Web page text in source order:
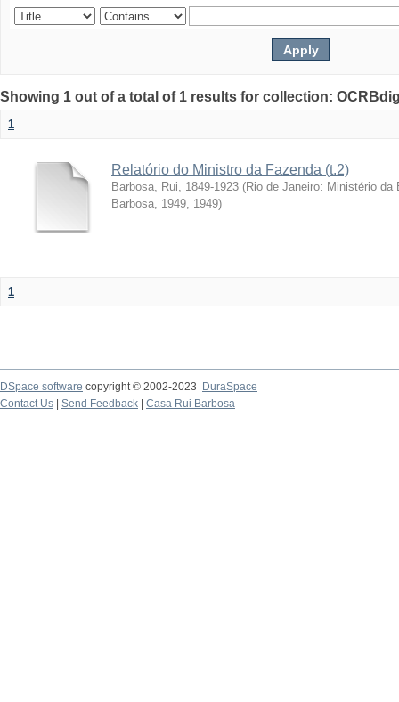
Showing 1 out of a total of 1 results for collection:
1
Relatório do Ministro da Fazenda (t.2)
Barbosa, Rui, 1849-1923 (Rio de Janeiro: Ministério
Barbosa, 1949, 1949)
1
DSpace software copyright © 2002-2023
DuraSpace
Contact Us
Send Feedback Casa Rui Barbosa